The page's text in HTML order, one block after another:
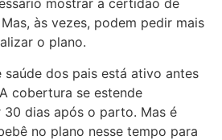
mostrar a certidão de
às vezes, podem pedir mais
o plano.
dos pais está ativo antes
cobertura se estende
dias após o parto. Mas é
no plano nesse tempo para